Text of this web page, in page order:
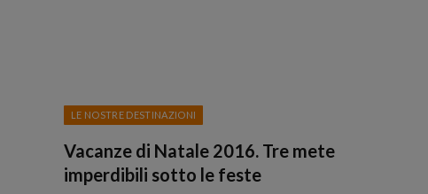
LE NOSTRE DESTINAZIONI
Vacanze di Natale 2016. Tre mete
imperdibili sotto le feste